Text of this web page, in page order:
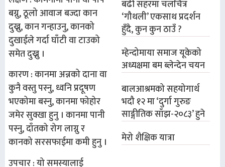
बग्नु, ठूलो आवाज बज्दा कान
दुख्नु, कान गन्हाउनु, कानको
दुखाईले गर्दा घाँटी वा टाउको
समेत दुख्नु ।
कारण : कानमा अन्नको दाना वा
कुनै वस्तु पस्नु, ध्वनि प्रदूषण
भएकोमा बस्नु, कानमा फोहोर
जमेर सुक्खा हुनु । कानमा पानी
पस्नु, दाँतको रोग लाग्नु र
कानको सरसफाईमा कमी हुनु ।
उपचार : यो समस्यालाई
बढी सहरमा चलचित्र
‘गौथली’ एकसाथ प्रदर्शन
हुँदै, कुन कुन ठाउँ ?
म्हेन्दोमाया समाज यूकेको
अध्यक्षमा बम ब्लेन्देन चयन
बालआश्रमको सहयोगार्थ
भदौ १२ मा ‘दुर्गा गुरुङ
साङ्गीतिक साँझ-२०८३’ हुने
मेरो शैक्षिक यात्रा